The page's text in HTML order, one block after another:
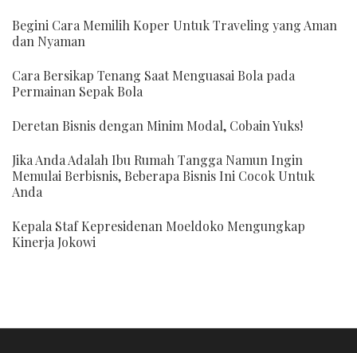
Begini Cara Memilih Koper Untuk Traveling yang Aman
dan Nyaman
Cara Bersikap Tenang Saat Menguasai Bola pada
Permainan Sepak Bola
Deretan Bisnis dengan Minim Modal, Cobain Yuks!
Jika Anda Adalah Ibu Rumah Tangga Namun Ingin
Memulai Berbisnis, Beberapa Bisnis Ini Cocok Untuk
Anda
Kepala Staf Kepresidenan Moeldoko Mengungkap
Kinerja Jokowi